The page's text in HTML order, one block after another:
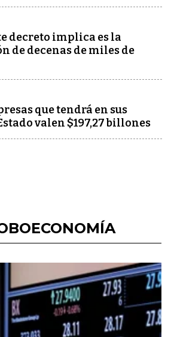
decreto implica es la
de decenas de miles de
que tendrá en sus
valen $197,27 billones